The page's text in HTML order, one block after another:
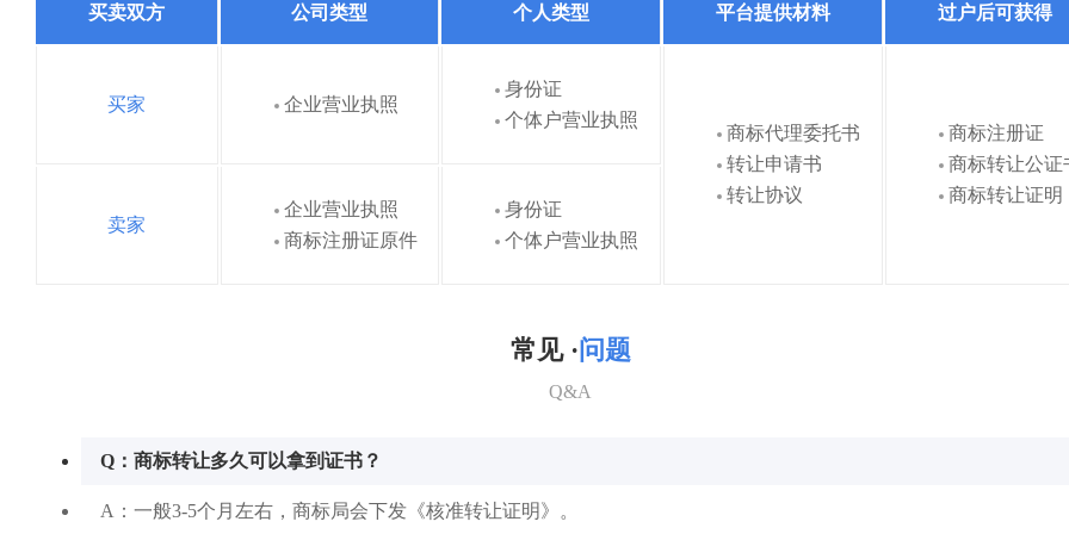
买卖双方 公司类型 个人类型 平台提供材料 过户后可获得
买家 企业营业执照
身份证
个体户营业执照
商标代理委托书
转让申请书
转让协议
商标注册证
商标转让公证
商标转让证明
卖家
企业营业执照
商标注册证原件
身份证
个体户营业执照
常见 ·问题
Q&A
Q：商标转让多久可以拿到证书？
A：一般3-5个月左右，商标局会下发《核准转让证明》。